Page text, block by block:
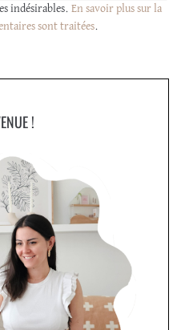
indésirables. En savoir plus sur la
sont traitées.
!